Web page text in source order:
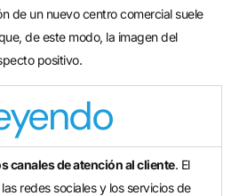
de un nuevo centro comercial suele
de este modo, la imagen del
positivo.
canales de atención al cliente. El
redes sociales y los servicios de